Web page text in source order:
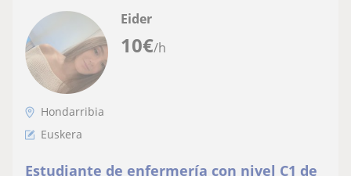
10€/h
Eider
Hondarribia
Euskera
Estudiante de enfermería con nivel C1 de